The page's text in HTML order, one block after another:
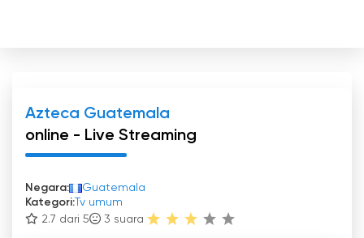
Azteca Guatemala
online - Live Streaming
Negara:
Guatemala
Kategori: Tv umum
2.7 dari 5
3 suara